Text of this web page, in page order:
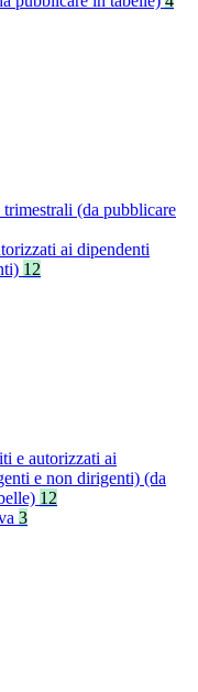
trimestrali (da pubblicare
ai dipendenti
12
e autorizzati ai
e non dirigenti) (da
12
3